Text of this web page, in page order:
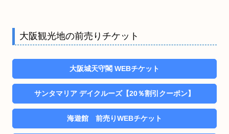
大阪観光地の前売りチケット
大阪城天守閣 WEBチケット
サンタマリア デイクルーズ【20％割引クーポン】
海遊館 前売りWEBチケット